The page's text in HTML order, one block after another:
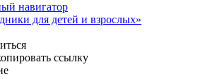
навигатор
для детей и взрослых»